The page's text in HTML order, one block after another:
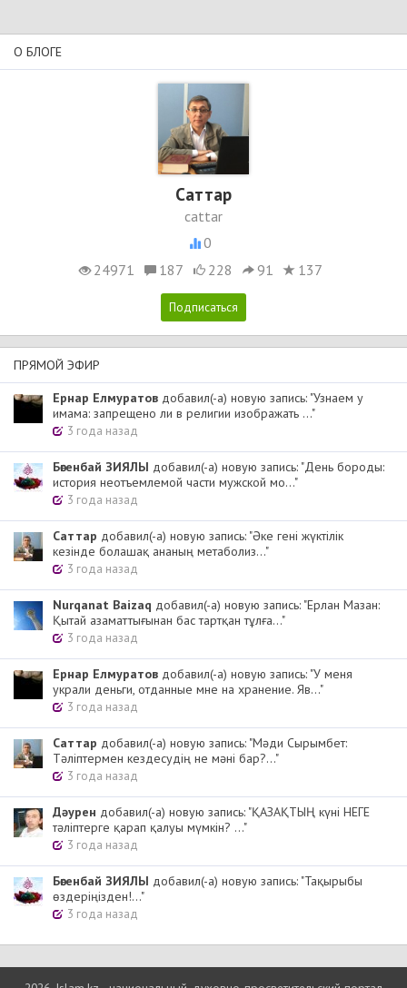
О БЛОГЕ
Cаттар
cattar
0
24971
187 228 91 137
ПРЯМОЙ ЭФИР
Ернар Елмуратов добавил(-а) новую запись: "Узнаем у
имама: запрещено ли в религии изображать ..."
3 года назад
Бөгенбай ЗИЯЛЫ добавил(-а) новую запись: "День бороды:
история неотъемлемой части мужской мо..."
3 года назад
Cаттар добавил(-а) новую запись: "Әке гені жүктілік
кезінде болашақ ананың метаболиз..."
3 года назад
Nurqanat Baizaq добавил(-а) новую запись: "Ерлан Мазан:
Қытай азаматтығынан бас тартқан тұлға..."
3 года назад
Ернар Елмуратов добавил(-а) новую запись: "У меня
украли деньги, отданные мне на хранение. Яв..."
3 года назад
Cаттар добавил(-а) новую запись: "Мәди Сырымбет:
Тәліптермен кездесудің не мәні бар?..."
3 года назад
Дәурен добавил(-а) новую запись: "ҚАЗАҚТЫҢ күні НЕГЕ
тәліптерге қарап қалуы мүмкін? ..."
3 года назад
Бөгенбай ЗИЯЛЫ добавил(-а) новую запись: "Тақырыбы
өздеріңізден!..."
3 года назад